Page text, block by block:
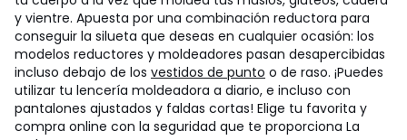
y vientre. Apuesta por una combinación reductora para
conseguir la silueta que deseas en cualquier ocasión: los
modelos reductores y moldeadores pasan desapercibidas
incluso debajo de los vestidos de punto o de raso. ¡Puedes
utilizar tu lencería moldeadora a diario, e incluso con
pantalones ajustados y faldas cortas! Elige tu favorita y
compra online con la seguridad que te proporciona La